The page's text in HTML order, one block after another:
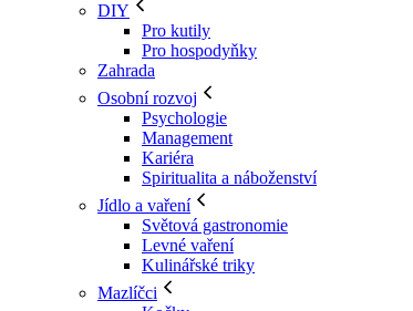
DIY
Pro kutily
Pro hospodyňky
Zahrada
Osobní rozvoj
Psychologie
Management
Kariéra
Spiritualita a náboženství
Jídlo a vaření
Světová gastronomie
Levné vaření
Kulinářské triky
Mazlíčci